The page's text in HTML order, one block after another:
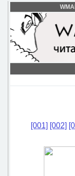
[001] [002]